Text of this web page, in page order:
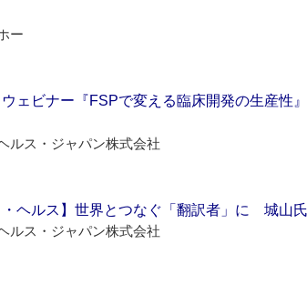
ー
ウェビナー『FSPで変える臨床開発の生産性
ルス・ジャパン株式会社
・ヘルス】世界とつなぐ「翻訳者」に 城山氏
ルス・ジャパン株式会社